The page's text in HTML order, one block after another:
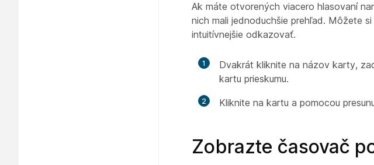
Ak máte otvorených viacero hlasovaní
nich mali jednoduchšie prehľad. Môžete
intuitívnejšie odkazovať.
1 Dvakrát kliknite na názov karty,
kartu prieskumu.
2 Kliknite na kartu a pomocou
Zobrazte časovač